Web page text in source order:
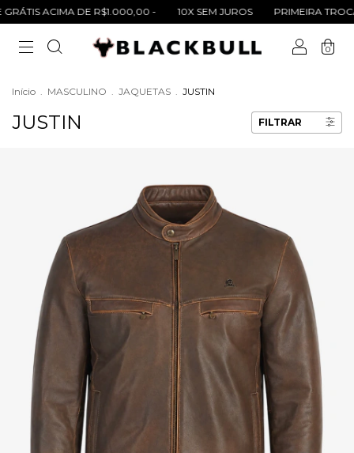
ACIMA DE R$1.000,00 - 10X SEM JUROS PRIMEIRA TROCA
0
Início . MASCULINO . JAQUETAS . JUSTIN
JUSTIN FILTRAR